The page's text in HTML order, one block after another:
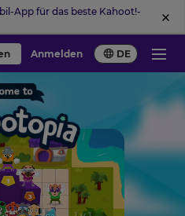
App für das beste Kahoot!-
Anmelden DE